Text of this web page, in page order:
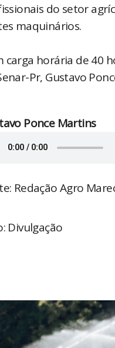
do setor
maquinários.
carga horária de 40
Pr, Gustavo
Ponce Martins
Redação Agro
Divulgação